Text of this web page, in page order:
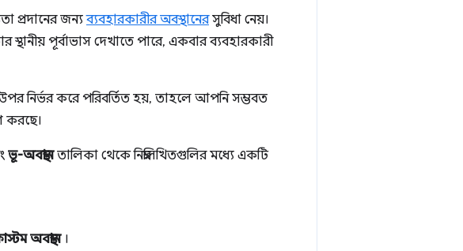
প্রদানের জন্যব্যবহারকারীর অবস্থানেরসুবিধা নেয়।
পূর্বাভাস দেখাতে পারে, একবার ব্যবহারকারী
নির্ভর করে পরিবর্তিত হয়, তাহলে আপনি সম্ভবত
করছে।
ভূ-অবস্থানতালিকা থেকে নিম্নলিখিতগুলির মধ্যে একটি
অবস্থান।